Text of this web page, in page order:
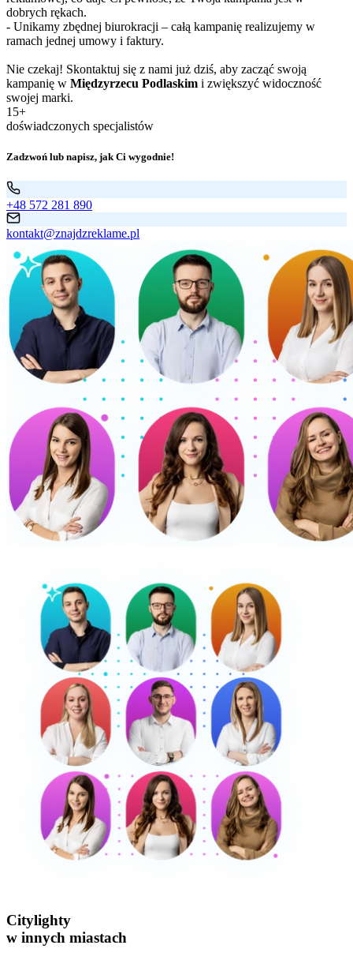
dobrych rękach.
- Unikamy zbędnej biurokracji – całą kampanię realizujemy w
ramach jednej umowy i faktury.
Nie czekaj! Skontaktuj się z nami już dziś, aby zacząć swoją
kampanię w Międzyrzecu Podlaskim i zwiększyć widoczność
swojej marki.
15+
doświadczonych specjalistów
Zadzwoń lub napisz, jak Ci wygodnie!
+48 572 281 890
kontakt@znajdzreklame.pl
Citylighty
w innych miastach